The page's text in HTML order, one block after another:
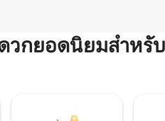
วกยอดนิยมสำหรั